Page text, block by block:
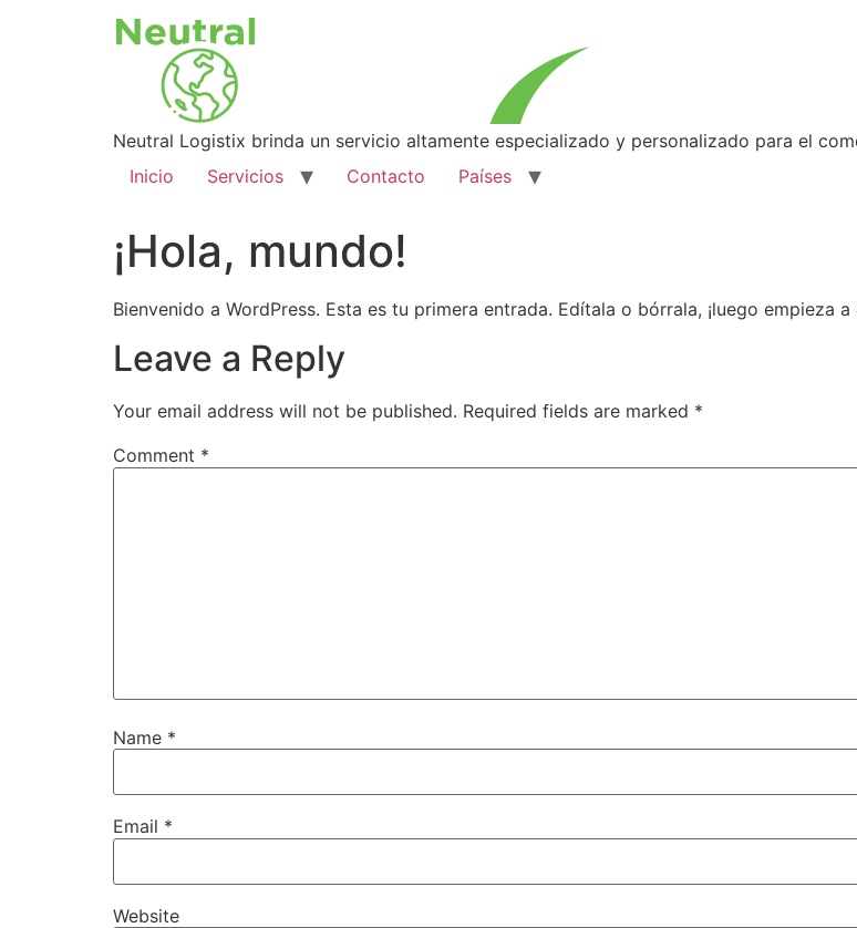
Neutral Logistix brinda un servicio altamente especializado y personalizado para el
Inicio
Servicios Contacto Países
¡Hola, mundo!
Bienvenido a WordPress. Esta es tu primera entrada. Edítala o bórrala, ¡luego empieza a
Leave a Reply
Your email address will not be published. Required fields are marked *
Comment *
Name *
Email *
Website